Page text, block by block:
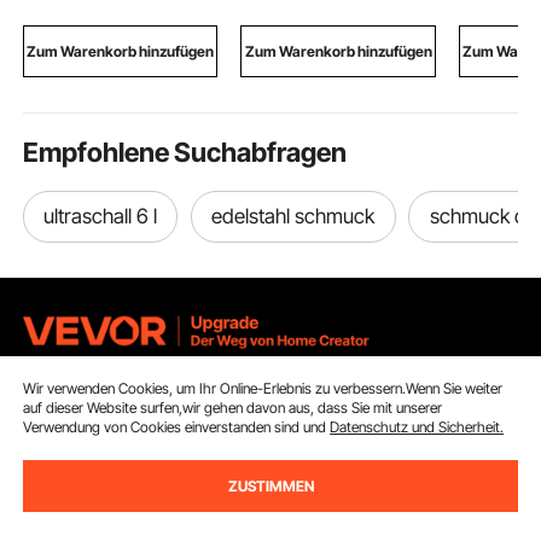
Kopf mit intelligentem
Bedienfeld & Reinigung
Zum Warenkorb hinzufügen
batteriebetriebener
Wasserhahn mit
Zum Warenkorb hinzufügen
mit
Rollen &
Zum
Empfohlene Suchabfragen
ultraschall 6 l edelstahl schmuck schmuck
Melden Sie sich für unseren Newsletter an.
E-Mail Adresse Abonnieren
Wir verwenden Cookies, um Ihr Online-Erlebnis zu verbessern.Wenn Sie weiter
auf dieser Website surfen,wir gehen davon aus, dass Sie mit unserer
Verwendung von Cookies einverstanden sind undDatenschutz und Sicherheit.
ZUSTIMMEN